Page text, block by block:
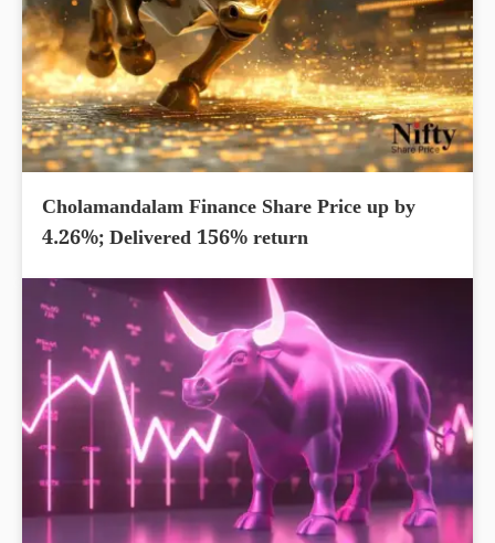
Cholamandalam Finance Share Price up by
4.26%; Delivered 156% return